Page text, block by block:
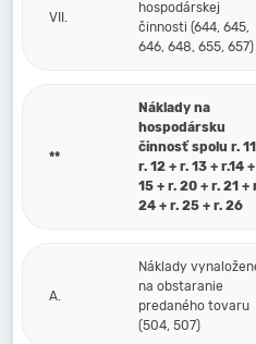
VII.
hospodárskej
činnosti (644, 645,
646, 648, 655, 657)
**
Náklady na
hospodársku
činnosť spolu r.
r. 12 + r. 13 + r.14
15 + r. 20 + r. 21 +
24 + r. 25 + r. 26
A.
Náklady
na obstaranie
predaného tovaru
(504, 507)